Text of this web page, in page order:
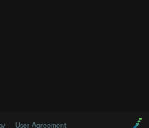
User Agreement